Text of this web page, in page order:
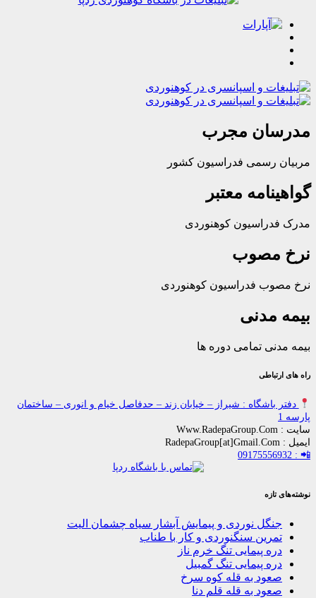
مجرب
رسمی فدراسیون کشور
معتبر
کوهنوردی
فدراسیون کوهنوردی
تمامی دوره ها
: شیراز – خیابان زند – حدفاصل خیام و انوری – ساختمان
نوردی و پیمایش آبشار سیاه چشمان الیت
سنگنوردی و کار با طناب
پیمایی تنگ خرم ناز
پیمایی تنگ گمبیل
به قله کوه سرخ
به قله قلم دنا